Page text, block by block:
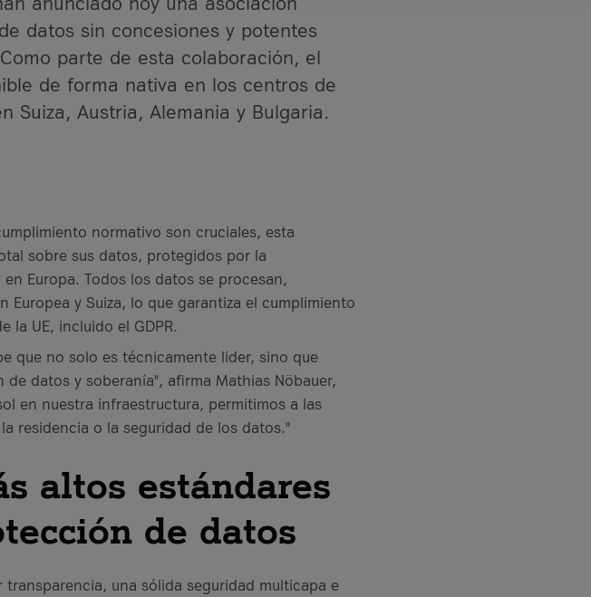
datos sin concesiones y potentes
parte de esta colaboración, el
de forma nativa en los centros de
Suiza, Austria, Alemania y Bulgaria.
normativo son cruciales, esta
sobre sus datos, protegidos por la
Europa. Todos los datos se procesan,
y Suiza, lo que garantiza el cumplimiento
la UE, incluido el GDPR.
que no solo es técnicamente líder, sino que
datos y soberanía", afirma Mathias Nöbauer,
en nuestra infraestructura, permitimos a las
residencia o la seguridad de los datos."
altos estándares
de datos
una sólida seguridad multicapa e